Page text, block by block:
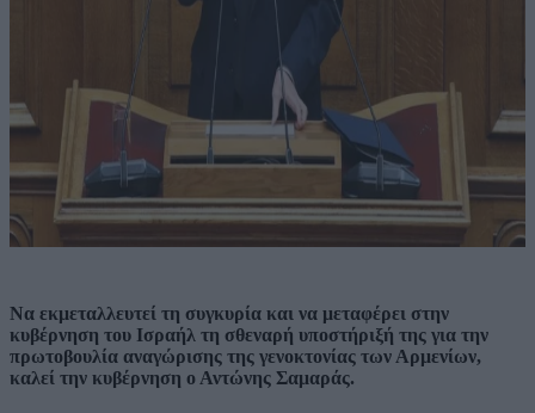
Να εκμεταλλευτεί τη συγκυρία και να μεταφέρει στην
κυβέρνηση του Ισραήλ τη σθεναρή υποστήριξή της για την
πρωτοβουλία αναγώρισης της γενοκτονίας των Αρμενίων,
καλεί την κυβέρνηση ο Αντώνης Σαμαράς.